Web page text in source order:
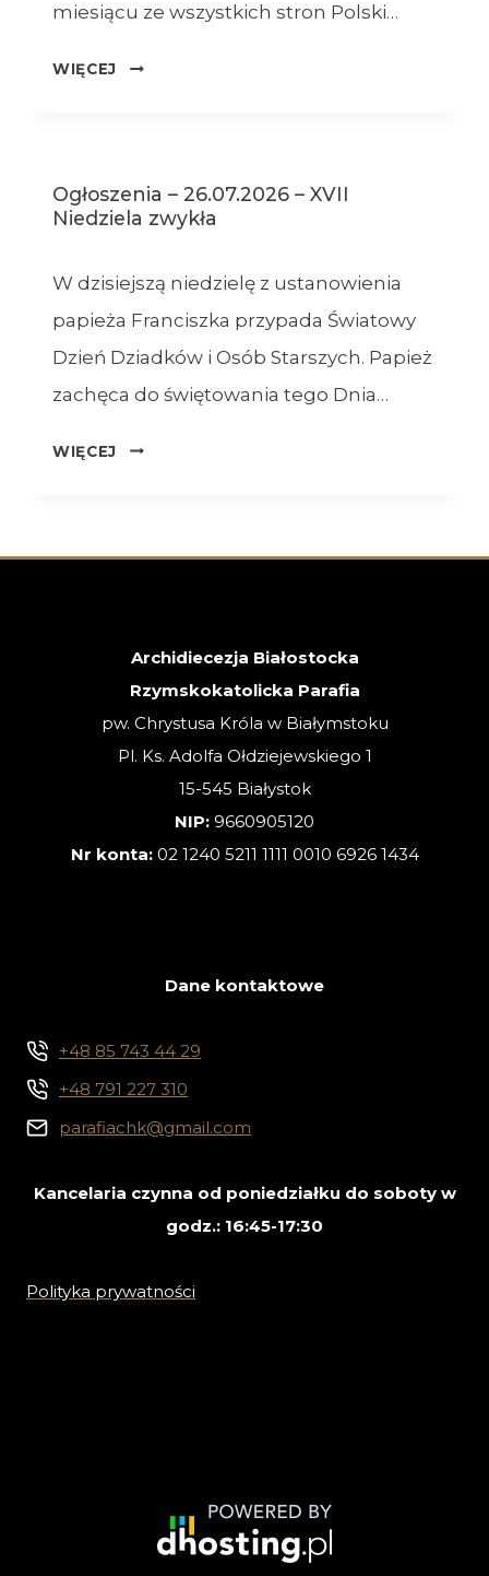
miesiącu ze wszystkich stron Polski…
WIĘCEJ
OGŁOSZENIA
–
Ogłoszenia – 26.07.2026 – XVII
Niedziela zwykła
W dzisiejszą niedzielę z ustanowienia
papieża Franciszka przypada Światowy
Dzień Dziadków i Osób Starszych. Papież
zachęca do świętowania tego Dnia…
WIĘCEJ
OGŁOSZENIA
XVII
Archidiecezja Białostocka
Rzymskokatolicka Parafia
pw. Chrystusa Króla w Białymstoku
Pl. Ks. Adolfa Ołdziejewskiego 1
15-545 Białystok
NIP: 9660905120
Nr konta: 02 1240 5211 1111 0010 6926 1434
Dane kontaktowe
+48 85 743 44 29
+48 791 227 310
parafiachk@gmail.com
Kancelaria czynna od poniedziałku do soboty w
godz.: 16:45-17:30
Polityka prywatności